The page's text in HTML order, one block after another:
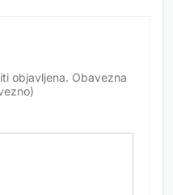
objavljena. Obavezna